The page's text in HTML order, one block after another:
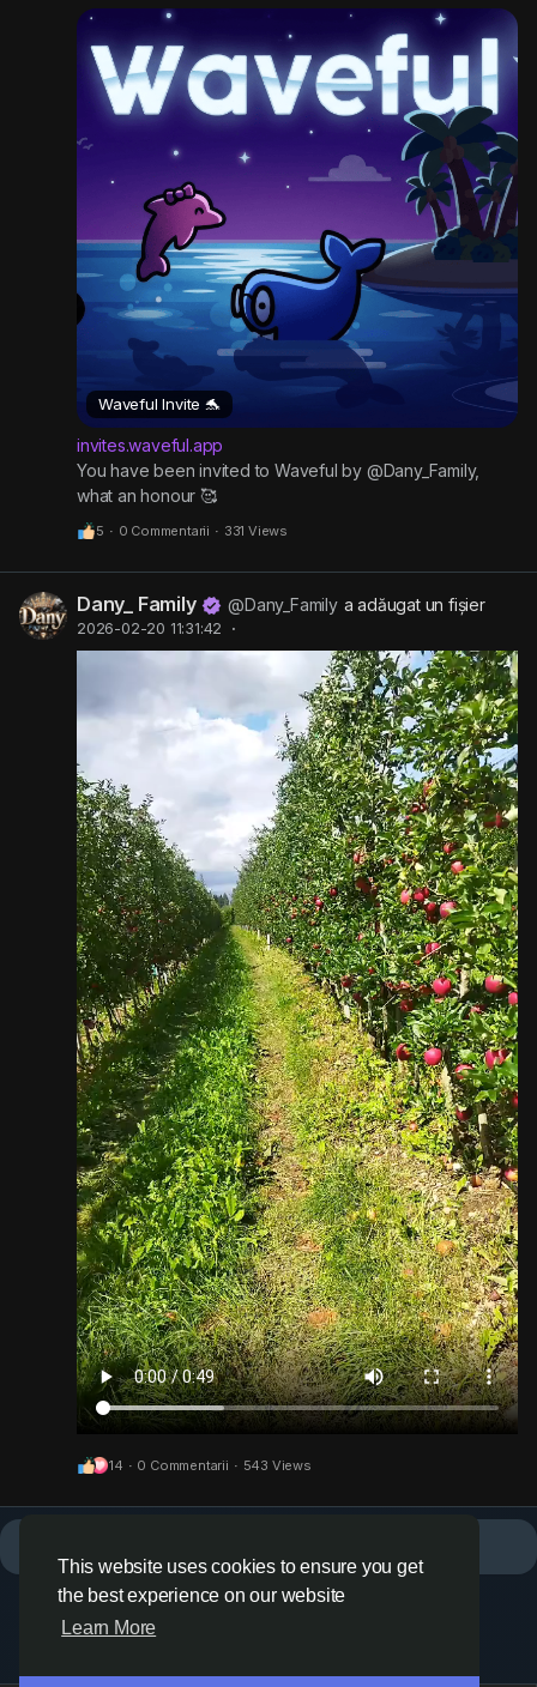
This website uses cookies to ensure you get
the best experience on our website
Learn More
Waveful Invite 🐬
invites.waveful.app
You have been invited to Waveful by @Dany_Family,
what an honour 🥰
5 · 0 Commentarii · 331 Views
Dany_ Family @Dany_Family a adăugat un fișier
2026-02-20 11:31:42 ·
14 · 0 Commentarii · 543 Views